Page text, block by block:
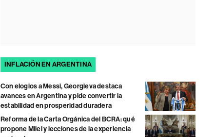
INFLACIÓN EN ARGENTINA
Con elogios a Messi, Georgieva destaca
avances en Argentina y pide convertir la
estabilidad en prosperidad duradera
Reforma de la Carta Orgánica del BCRA: qué
propone Milei y lecciones de la experiencia